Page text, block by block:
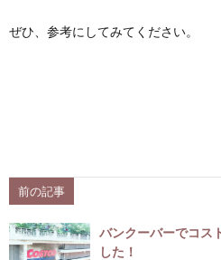
ぜひ、参考にしてみてください。
前の記事
バンクーバーでコス
した！